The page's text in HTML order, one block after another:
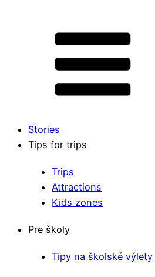
Stories
Tips for trips
Trips
Attractions
Kids zones
Pre školy
Tipy na školské výlety